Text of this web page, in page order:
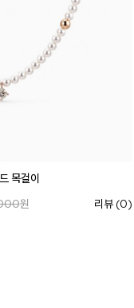
목걸이
원 리뷰 (0)